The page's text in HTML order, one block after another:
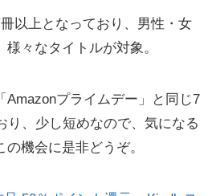
以上となっており、男性・女
々なタイトルが対象。
Amazonプライムデー」と同じ7
り、少し短めなので、気になる
機会に是非どうぞ。